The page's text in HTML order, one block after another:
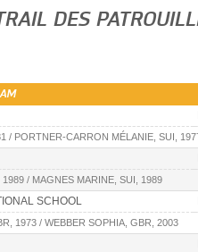
DES
/ PORTNER-CARRON MÉLANIE, SUI,
/ MAGNES MARINE, SUI, 1989
SCHOOL
1973 / WEBBER SOPHIA, GBR, 2003